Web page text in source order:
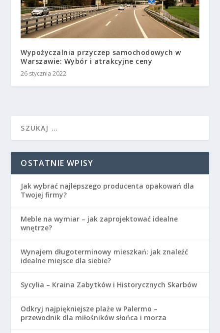
Wypożyczalnia przyczep samochodowych w
Warszawie: Wybór i atrakcyjne ceny
26 stycznia 2022
OSTATNIE WPISY
Jak wybrać najlepszego producenta opakowań dla
Twojej firmy?
Meble na wymiar – jak zaprojektować idealne
wnętrze?
Wynajem długoterminowy mieszkań: jak znaleźć
idealne miejsce dla siebie?
Sycylia – Kraina Zabytków i Historycznych Skarbów
Odkryj najpiękniejsze plaże w Palermo –
przewodnik dla miłośników słońca i morza